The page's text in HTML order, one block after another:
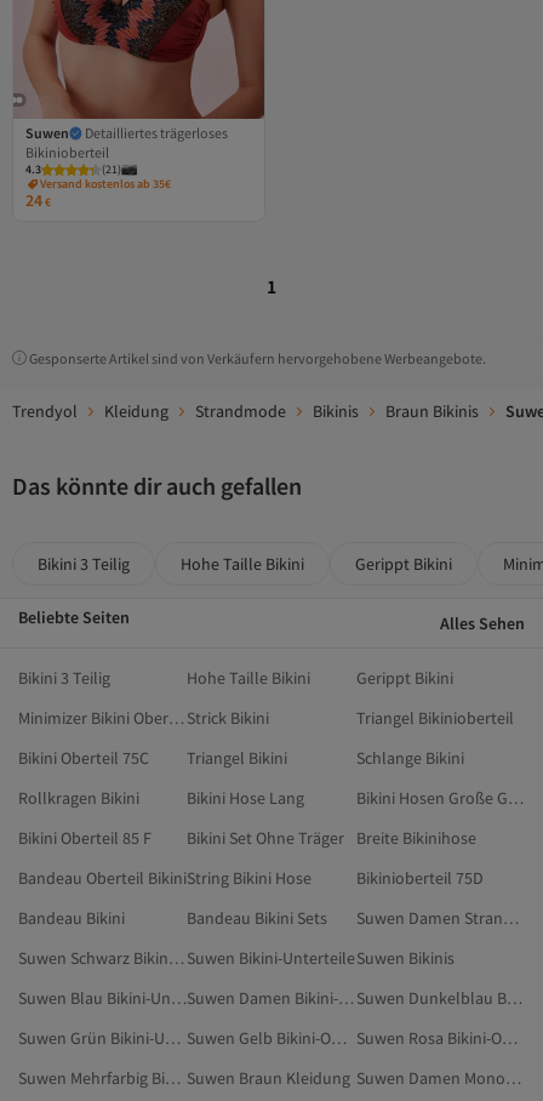
Suwen
Detailliertes trägerloses
Bikinioberteil
4.3 (21)
Versand kostenlos ab 35€
24€
1
Gesponserte Artikel sind von Verkäufern hervorgehobene Werbeangebote.
Trendyol Kleidung Strandmode Bikinis Braun Bikinis
Das könnte dir auch gefallen
Bikini 3 Teilig Hohe Taille Bikini Gerippt Bikini
Beliebte Seiten Alles Sehen
Bikini 3 Teilig Hohe Taille Bikini
Gerippt Bikini
Minimizer Bikini Oberteil Strick Bikini
Triangel Bikinioberteil
Bikini Oberteil 75C
Triangel Bikini
Schlange Bikini
Rollkragen Bikini
Bikini Hose Lang
Bikini Hosen Große Größen
Bikini Oberteil 85 F
Bikini Set Ohne Träger
Breite Bikinihose
Bandeau Oberteil BikiniString Bikini Hose
Bikinioberteil 75D
Bandeau Bikini
Bandeau Bikini Sets
Suwen Damen Strandmode
Suwen Schwarz Bikini-Unterteile Suwen Bikini-UnterteileSuwen Bikinis
Suwen Blau Bikini-Unterteile
Suwen Damen Bikini-Unterteile
Suwen Dunkelblau Bikini-Unterteile
Suwen Grün Bikini-Unterteile
Suwen Gelb Bikini-Oberteile
Suwen Rosa Bikini-Oberteile
Suwen Mehrfarbig Bikini-Unterteile Suwen Braun Kleidung
Suwen Damen Monokinis